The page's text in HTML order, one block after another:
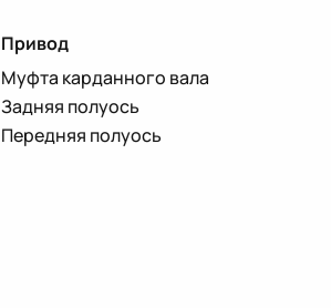
Привод
Муфта карданного вала
Задняя полуось
Передняя полуось